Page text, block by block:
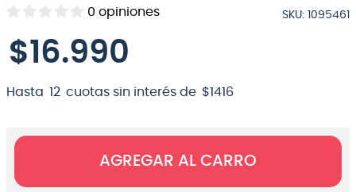
0 opiniones SKU: 1095461
$16.990
Hasta 12 cuotas sin interés de $1416
AGREGAR AL CARRO
10
violin